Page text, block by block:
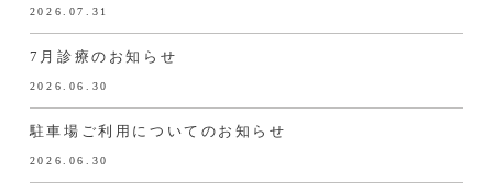
2026.07.31
7月診療のお知らせ
2026.06.30
駐車場ご利用についてのお知らせ
2026.06.30